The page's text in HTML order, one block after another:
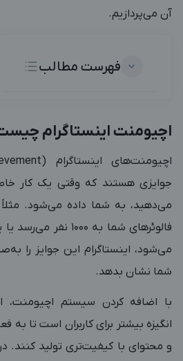
آن می‌پردازیم.
فهرست مطالب
اچیومنت اینستاگرام
جوایزی هستند که وقتی یک کار خاص
می‌دهید، به شما داده می‌شود.
فالوئرهای شما به
می‌شود، اینستاگرام این جوایز را
شما نشان بدهد.
با اضافه کردن سیستم اچیومنت،
انگیزه بیشتر برای کاربران است تا
و محتوای با کیفیت‌تری تولید کنند.